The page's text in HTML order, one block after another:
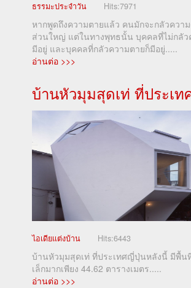
ธรรมะประจำวัน Hits:7971
หากพูดถึงความตายแล้ว คนมักจะกลัวควา
ส่วนใหญ่ แต่ในทางพุทธนั้น บุคคลที่ไม่กลัว
มีอยู่ และบุคคลที่กลัวความตายก็มีอยู่.....
อ่านต่อ >>>
บ้านหัวมุมสุดเท่ ที่ประเ
ไอเดียแต่งบ้าน Hits:6443
บ้านหัวมุมสุดเท่ ที่ประเทศญี่ปุ่นหลังนี้ มีพื้น
เล็กมากเพียง 44.62 ตารางเมตร.....
อ่านต่อ >>>